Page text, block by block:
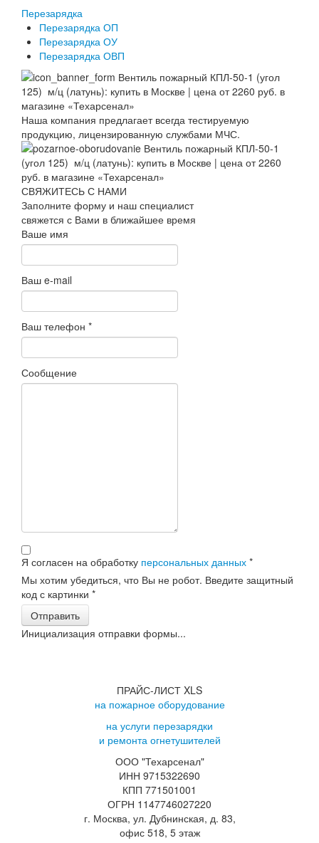
Перезарядка
Перезарядка ОП
Перезарядка ОУ
Перезарядка ОВП
Наша компания предлагает всегда тестируемую
продукцию, лицензированную службами МЧС.
СВЯЖИТЕСЬ С НАМИ
Заполните форму и наш специалист
свяжется с Вами в ближайшее время
Ваше имя
Ваш e-mail
Ваш телефон *
Сообщение
Я согласен на обработку персональных данных *
Мы хотим убедиться, что Вы не робот. Введите защитный
код с картинки *
Отправить
Инициализация отправки формы...
ПРАЙС-ЛИСТ XLS
на пожарное оборудование
на услуги перезарядки
и ремонта огнетушителей
ООО "Техарсенал"
ИНН 9715322690
КПП 771501001
ОГРН 1147746027220
г. Москва, ул. Дубнинская, д. 83,
офис 518, 5 этаж